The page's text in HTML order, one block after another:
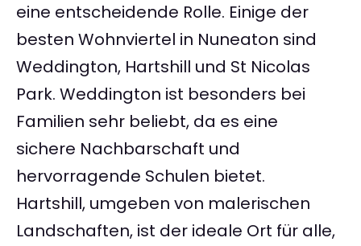
eine entscheidende Rolle. Einige der
besten Wohnviertel in Nuneaton sind
Weddington, Hartshill und St Nicolas
Park. Weddington ist besonders bei
Familien sehr beliebt, da es eine
sichere Nachbarschaft und
hervorragende Schulen bietet.
Hartshill, umgeben von malerischen
Landschaften, ist der ideale Ort für alle,